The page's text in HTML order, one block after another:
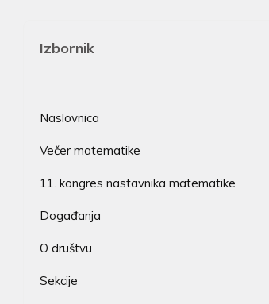
Izbornik
Naslovnica
Večer matematike
11. kongres nastavnika matematike
Događanja
O društvu
Sekcije